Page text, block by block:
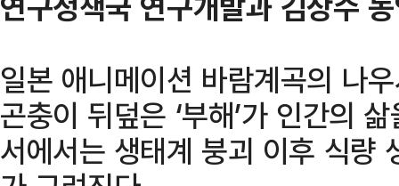
일본 애니메이션 바람계곡의 나
곤충이 뒤덮은 ‘부해’가 인간의
서에서는 생태계 붕괴 이후 식량